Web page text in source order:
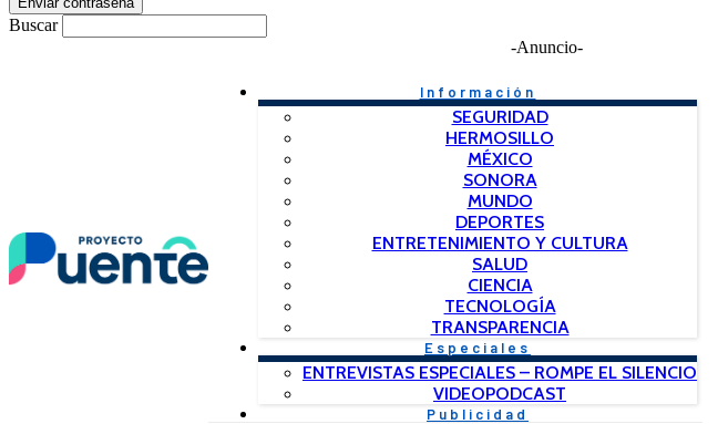
Buscar
-Anuncio-
Información
SEGURIDAD
HERMOSILLO
MÉXICO
SONORA
MUNDO
DEPORTES
ENTRETENIMIENTO Y CULTURA
SALUD
CIENCIA
TECNOLOGÍA
TRANSPARENCIA
Especiales
ENTREVISTAS ESPECIALES – ROMPE EL SILENCIO
VIDEOPODCAST
Publicidad